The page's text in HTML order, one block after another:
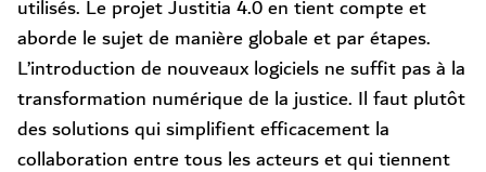
utilisés. Le projet Justitia 4.0 en tient compte et
aborde le sujet de manière globale et par étapes.
L’introduction de nouveaux logiciels ne suffit pas à la
transformation numérique de la justice. Il faut plutôt
des solutions qui simplifient efficacement la
collaboration entre tous les acteurs et qui tiennent